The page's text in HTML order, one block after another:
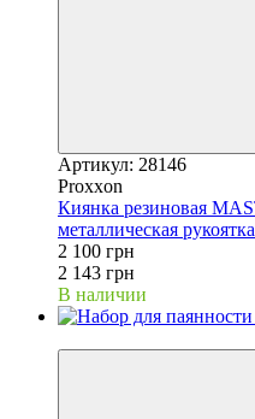
Артикул: 28146
Proxxon
Киянка резиновая
металлическая
2 100 грн
2 143 грн
В наличии